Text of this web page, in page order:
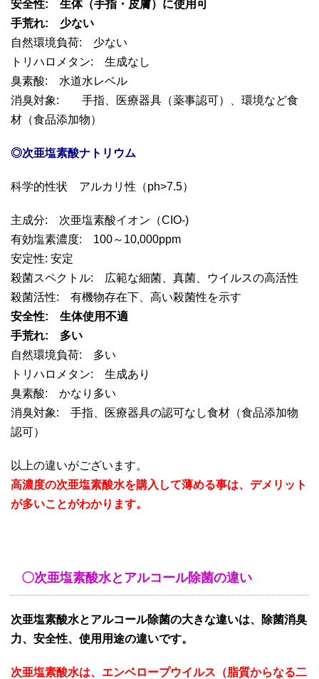
安全性: 生体（手指・皮膚）に使用可
手荒れ: 少ない
自然環境負荷: 少ない
トリハロメタン: 生成なし
臭素酸: 水道水レベル
消臭対象: 手指、医療器具（薬事認可）、環境など食
材（食品添加物）
◎次亜塩素酸ナトリウム
科学的性状 アルカリ性（ph>7.5）
主成分: 次亜塩素酸イオン（CIO-)
有効塩素濃度: 100～10,000ppm
安定性: 安定
殺菌スペクトル: 広範な細菌、真菌、ウイルスの高活性
殺菌活性: 有機物存在下、高い殺菌性を示す
安全性: 生体使用不適
手荒れ: 多い
自然環境負荷: 多い
トリハロメタン: 生成あり
臭素酸: かなり多い
消臭対象: 手指、医療器具の認可なし食材（食品添加物
認可）
以上の違いがございます。
高濃度の次亜塩素酸水を購入して薄める事は、デメリット
が多いことがわかります。
〇次亜塩素酸水とアルコール除菌の違い
次亜塩素酸水とアルコール除菌の大きな違いは、除菌消臭
力、安全性、使用用途の違いです。
次亜塩素酸水は、エンベロープウイルス（脂質からなる二